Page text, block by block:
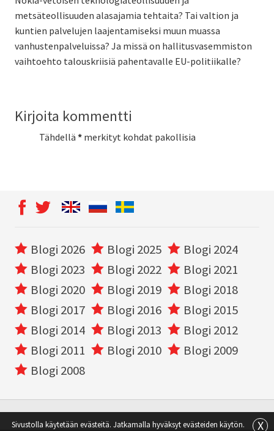
metsäteollisuuden alasajamia tehtaita? Tai valtion ja
kuntien palvelujen laajentamiseksi muun muassa
vanhustenpalveluissa? Ja missä on hallitusvasemmiston
vaihtoehto talouskriisiä pahentavalle EU-politiikalle?
Kirjoita kommentti
Tähdellä * merkityt kohdat pakollisia
Blogi 2026 Blogi 2025
Blogi 2024
Blogi 2023
Blogi 2022
Blogi 2021
Blogi 2020
Blogi 2019
Blogi 2018
Blogi 2017
Blogi 2016
Blogi 2015
Blogi 2014
Blogi 2013
Blogi 2012
Blogi 2011
Blogi 2010
Blogi 2009
Blogi 2008
Sivustolla käytetään evästeitä. Jatkamalla hyväksyt evästeiden käytön. X